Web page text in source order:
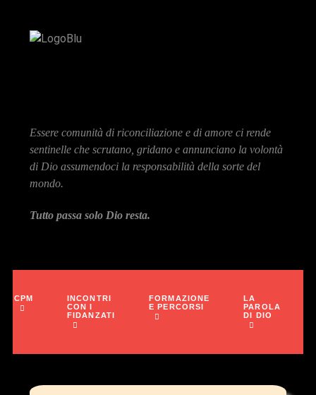
Essere comunità di riconciliazione e di amore ci rende
sentinelle che scrutano, gridano e annunciano la volontà
di Dio assumendoci la responsabilità della sorte del
mondo.
Tutto passa solo Dio resta.
CPM
INCONTRI
CON I
FIDANZATI
FORMAZIONE
E PERCORSI
LA
PAROLA
DI DIO